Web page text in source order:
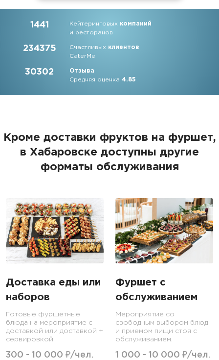
1441 Кейтеринговых компаний
и ресторанов
234375 Счастливых клиентов
CaterMe
30302
Отзыва
Средняя оценка4.85
Кроме доставки фруктов на фуршет,
в Хабаровске доступны другие
форматы обслуживания
Доставка еды или
наборов
Готовые фуршетные
блюда на мероприятие с
доставкой или доставкой +
сервировкой.
300 - 10 000 ₽/чел.
Фуршет с
обслуживанием
Мероприятие со
свободным выбором блюд
и приемом пищи стоя с
обслуживанием.
1 000 - 10 000 ₽/чел.